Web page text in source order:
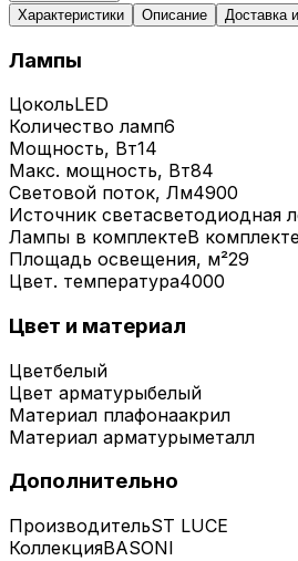
Характеристики
Описание Доставка
Лампы
ЦокольLED
Количество ламп6
Мощность, Вт14
Макс. мощность, Вт84
Световой поток, Лм4900
Источник светасветодиодная
Лампы в комплектеВ
Площадь освещения, м²29
Цвет. температура4000
Цвет и материал
Цветбелый
Цвет арматурыбелый
Материал плафонаакрил
Материал арматурыметалл
Дополнительно
ПроизводительST LUCE
КоллекцияBASONI